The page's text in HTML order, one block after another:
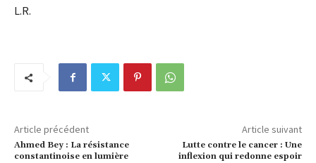
L.R.
Article précédent
Ahmed Bey : La résistance
constantinoise en lumière
Article suivant
Lutte contre le cancer : Une
inflexion qui redonne espoir